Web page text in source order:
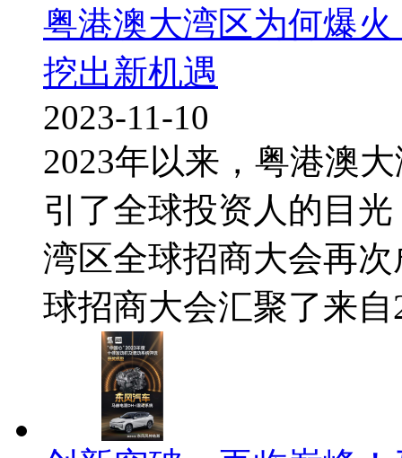
粤港澳大湾区为何爆
挖出新机遇
2023-11-10
2023年以来，粤港澳
引了全球投资人的目
湾区全球招商大会再
球招商大会汇聚了来自